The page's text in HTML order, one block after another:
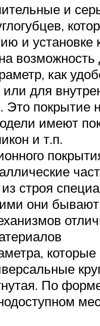
и
и установке
как
для
Это
имеют
и т.п.
строя
они
По